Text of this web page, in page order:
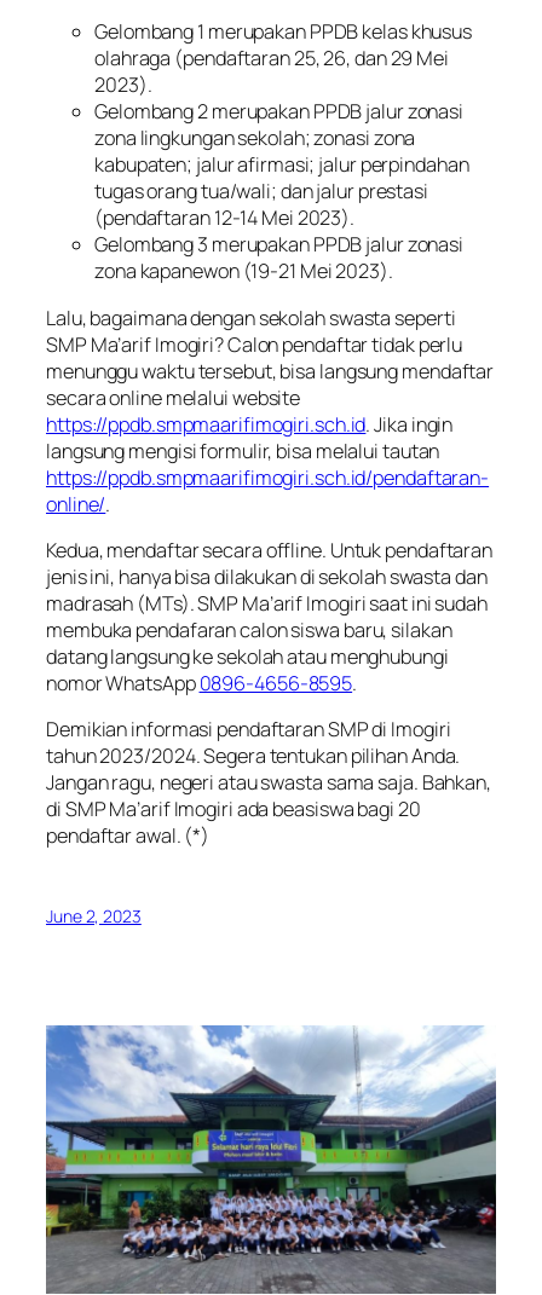
Gelombang 1 merupakan PPDB kelas khusus
olahraga (pendaftaran 25, 26, dan 29 Mei
2023).
Gelombang 2 merupakan PPDB jalur zonasi
zona lingkungan sekolah; zonasi zona
kabupaten; jalur afirmasi; jalur perpindahan
tugas orang tua/wali; dan jalur prestasi
(pendaftaran 12-14 Mei 2023).
Gelombang 3 merupakan PPDB jalur zonasi
zona kapanewon (19-21 Mei 2023).
Lalu, bagaimana dengan sekolah swasta seperti
SMP Ma’arif Imogiri? Calon pendaftar tidak perlu
menunggu waktu tersebut, bisa langsung mendaftar
secaraonlinemelalui website
https://ppdb.smpmaarifimogiri.sch.id. Jika ingin
langsung mengisi formulir, bisa melalui tautan
https://ppdb.smpmaarifimogiri.sch.id/pendaftaran-
online/.
Kedua, mendaftar secaraoffline. Untuk pendaftaran
jenis ini, hanya bisa dilakukan di sekolah swasta dan
madrasah (MTs). SMP Ma’arif Imogiri saat ini sudah
membuka pendafaran calon siswa baru, silakan
datang langsung ke sekolah atau menghubungi
nomor WhatsApp0896-4656-8595.
Demikian informasi pendaftaran SMP di Imogiri
tahun 2023/2024. Segera tentukan pilihan Anda.
Jangan ragu, negeri atau swasta sama saja. Bahkan,
di SMP Ma’arif Imogiri ada beasiswa bagi 20
pendaftar awal. (*)
June 2, 2023